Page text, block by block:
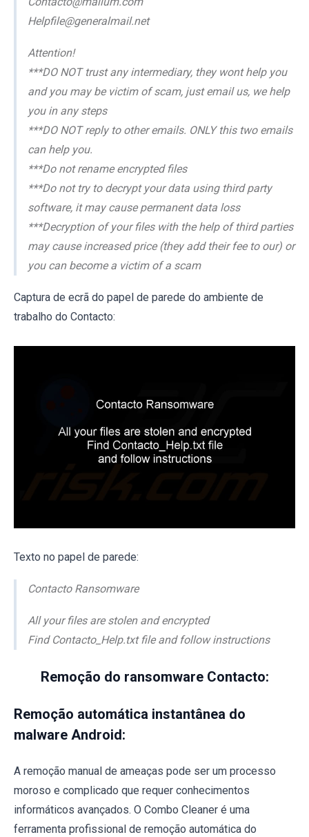
Helpfile@generalmail.net
Attention!
***DO NOT trust any intermediary, they wont help you
and you may be victim of scam, just email us, we help
you in any steps
***DO NOT reply to other emails. ONLY this two emails
can help you.
***Do not rename encrypted files
***Do not try to decrypt your data using third party
software, it may cause permanent data loss
***Decryption of your files with the help of third parties
may cause increased price (they add their fee to our) or
you can become a victim of a scam
Captura de ecrã do papel de parede do ambiente de
trabalho do Contacto:
Texto no papel de parede:
Contacto Ransomware
All your files are stolen and encrypted
Find Contacto_Help.txt file and follow instructions
Remoção do ransomware Contacto:
Remoção automática instantânea do
malware Android:
A remoção manual de ameaças pode ser um processo
moroso e complicado que requer conhecimentos
informáticos avançados. O Combo Cleaner é uma
ferramenta profissional de remoção automática do